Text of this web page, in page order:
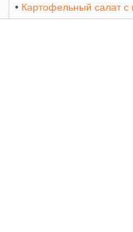
• Картофельный салат